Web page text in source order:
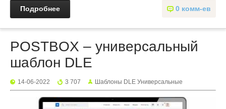
0 комм-ев
Подробнее
POSTBOX – универсальный
шаблон DLE
14-06-2022 3 707 Шаблоны DLE Универсальные